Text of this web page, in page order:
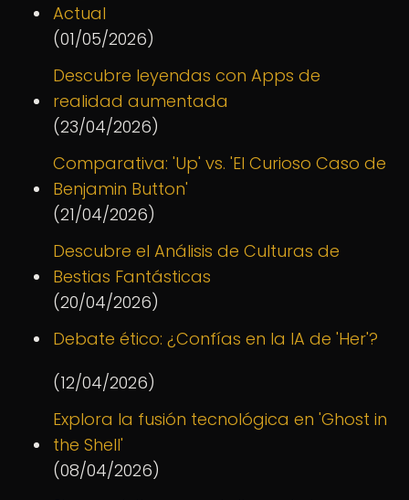
Actual
(01/05/2026)
Descubre leyendas con Apps de
realidad aumentada
(23/04/2026)
Comparativa: 'Up' vs. 'El Curioso Caso de
Benjamin Button'
(21/04/2026)
Descubre el Análisis de Culturas de
Bestias Fantásticas
(20/04/2026)
Debate ético: ¿Confías en la IA de 'Her'?
(12/04/2026)
Explora la fusión tecnológica en 'Ghost in
the Shell'
(08/04/2026)